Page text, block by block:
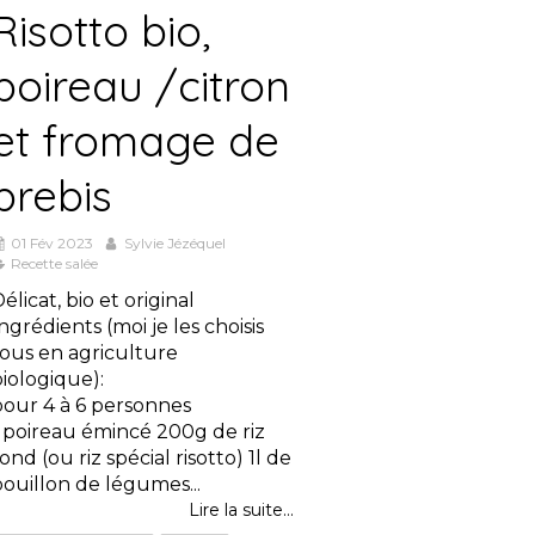
bio,
/citron
fromage de
01 Fév 2023
Sylvie Jézéquel
Recette salée
bio et original
(moi je les choisis
en agriculture
4 à 6 personnes
poireau émincé 200g de riz
(ou riz spécial risotto) 1l de
de légumes...
Lire la suite...